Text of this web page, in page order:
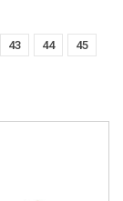
43 44 45